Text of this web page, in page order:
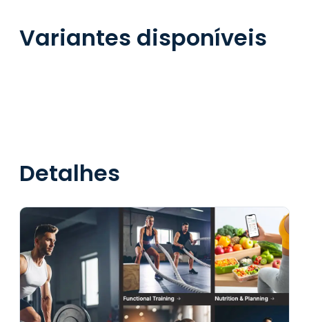
Variantes disponíveis
Detalhes